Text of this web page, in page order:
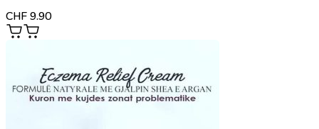
CHF 9.90